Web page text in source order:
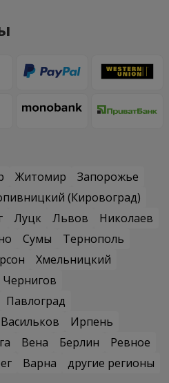
Житомир
Запорожье
(Кировоград)
Луцк Львов
Николаев
Сумы
Тернополь
Хмельницкий
Чернигов
Павлоград
Васильков
Ирпень
Вена Берлин
Ревное
Варна
другие регионы